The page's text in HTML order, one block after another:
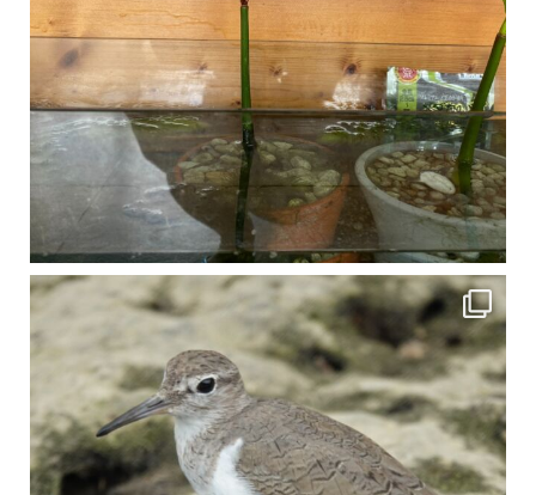
比謝川でよく見られる生き物 「イソシギ」の足に釣り針が(>_<) 比謝川は釣りが可